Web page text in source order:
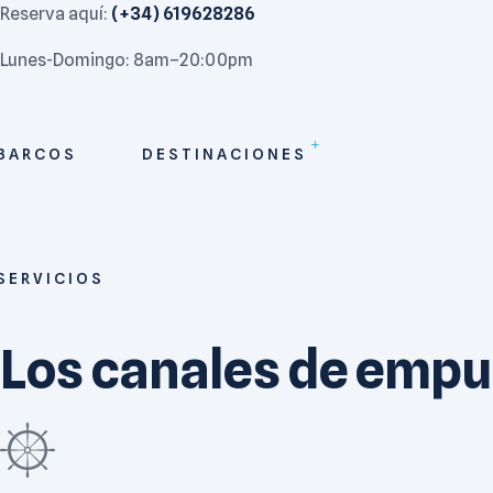
Reserva aquí: (+34) 619628286
Lunes-Domingo: 8am–20:00pm
DESTINACIONES
Los canales de